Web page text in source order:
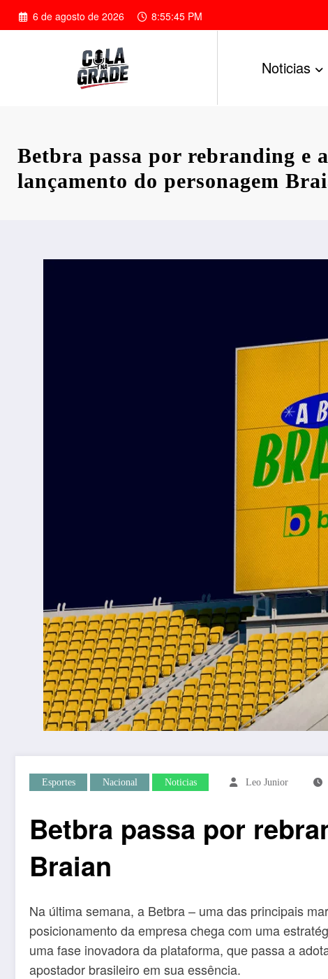
Pular
para
6 de agosto de 2026 8:55:46 PM
Noticias
Betbra passa por rebranding e
lançamento do personagem
Esportes Nacional Noticias Leo Junior
Betbra passa por
Braian
Na última semana, a Betbra – uma das principais
posicionamento da empresa chega com uma
uma fase inovadora da plataforma, que passa a
apostador brasileiro em sua essência.